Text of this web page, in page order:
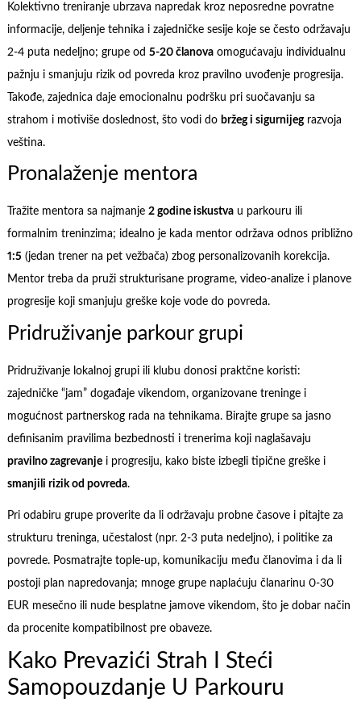
Kolektivno treniranje ubrzava napredak kroz neposredne povratne
informacije, deljenje tehnika i zajedničke sesije koje se često održavaju
2-4 puta nedeljno; grupe od 5-20 članovaomogućavaju individualnu
pažnju i smanjuju rizik od povreda kroz pravilno uvođenje progresija.
Takođe, zajednica daje emocionalnu podršku pri suočavanju sa
strahom i motiviše doslednost, što vodi do bržeg i sigurnijegrazvoja
veština.
Pronalaženje mentora
Tražite mentora sa najmanje 2 godine iskustvau parkouru ili
formalnim treninzima; idealno je kada mentor održava odnos približno
1:5 (jedan trener na pet vežbača) zbog personalizovanih korekcija.
Mentor treba da pruži strukturisane programe, video-analize i planove
progresije koji smanjuju greške koje vode do povreda.
Pridruživanje parkour grupi
Pridruživanje lokalnoj grupi ili klubu donosi praktčne koristi:
zajedničke “jam” događaje vikendom, organizovane treninge i
mogućnost partnerskog rada na tehnikama. Birajte grupe sa jasno
definisanim pravilima bezbednosti i trenerima koji naglašavaju
pravilno zagrevanjei progresiju, kako biste izbegli tipične greške i
smanjili rizik od povreda.
Pri odabiru grupe proverite da li održavaju probne časove i pitajte za
strukturu treninga, učestalost (npr. 2-3 puta nedeljno), i politike za
povrede. Posmatrajte tople-up, komunikaciju među članovima i da li
postoji plan napredovanja; mnoge grupe naplaćuju članarinu 0-30
EUR mesečno ili nude besplatne jamove vikendom, što je dobar način
da procenite kompatibilnost pre obaveze.
Kako Prevazići Strah I Steći
Samopouzdanje U Parkouru